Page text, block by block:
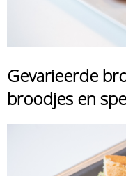
Gevarieerde
broodjes en